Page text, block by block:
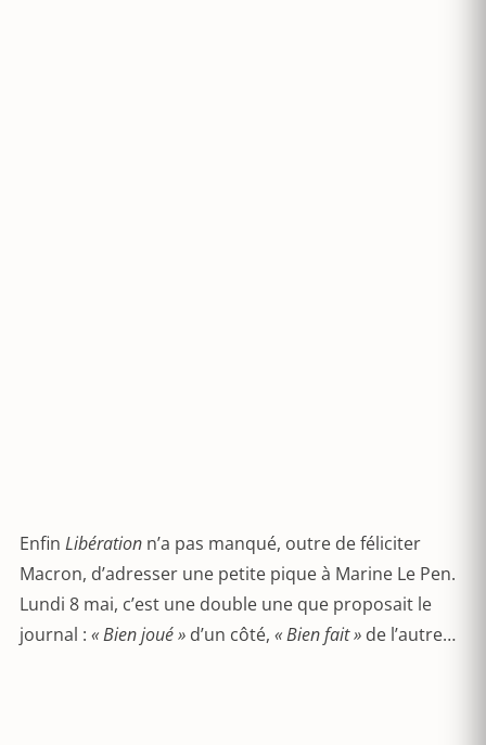
Enfin Libération n’a pas manqué, outre de féliciter
Macron, d’adresser une petite pique à Marine Le Pen.
Lundi 8 mai, c’est une double une que proposait le
journal : « Bien joué » d’un côté, « Bien fait » de l’autre…